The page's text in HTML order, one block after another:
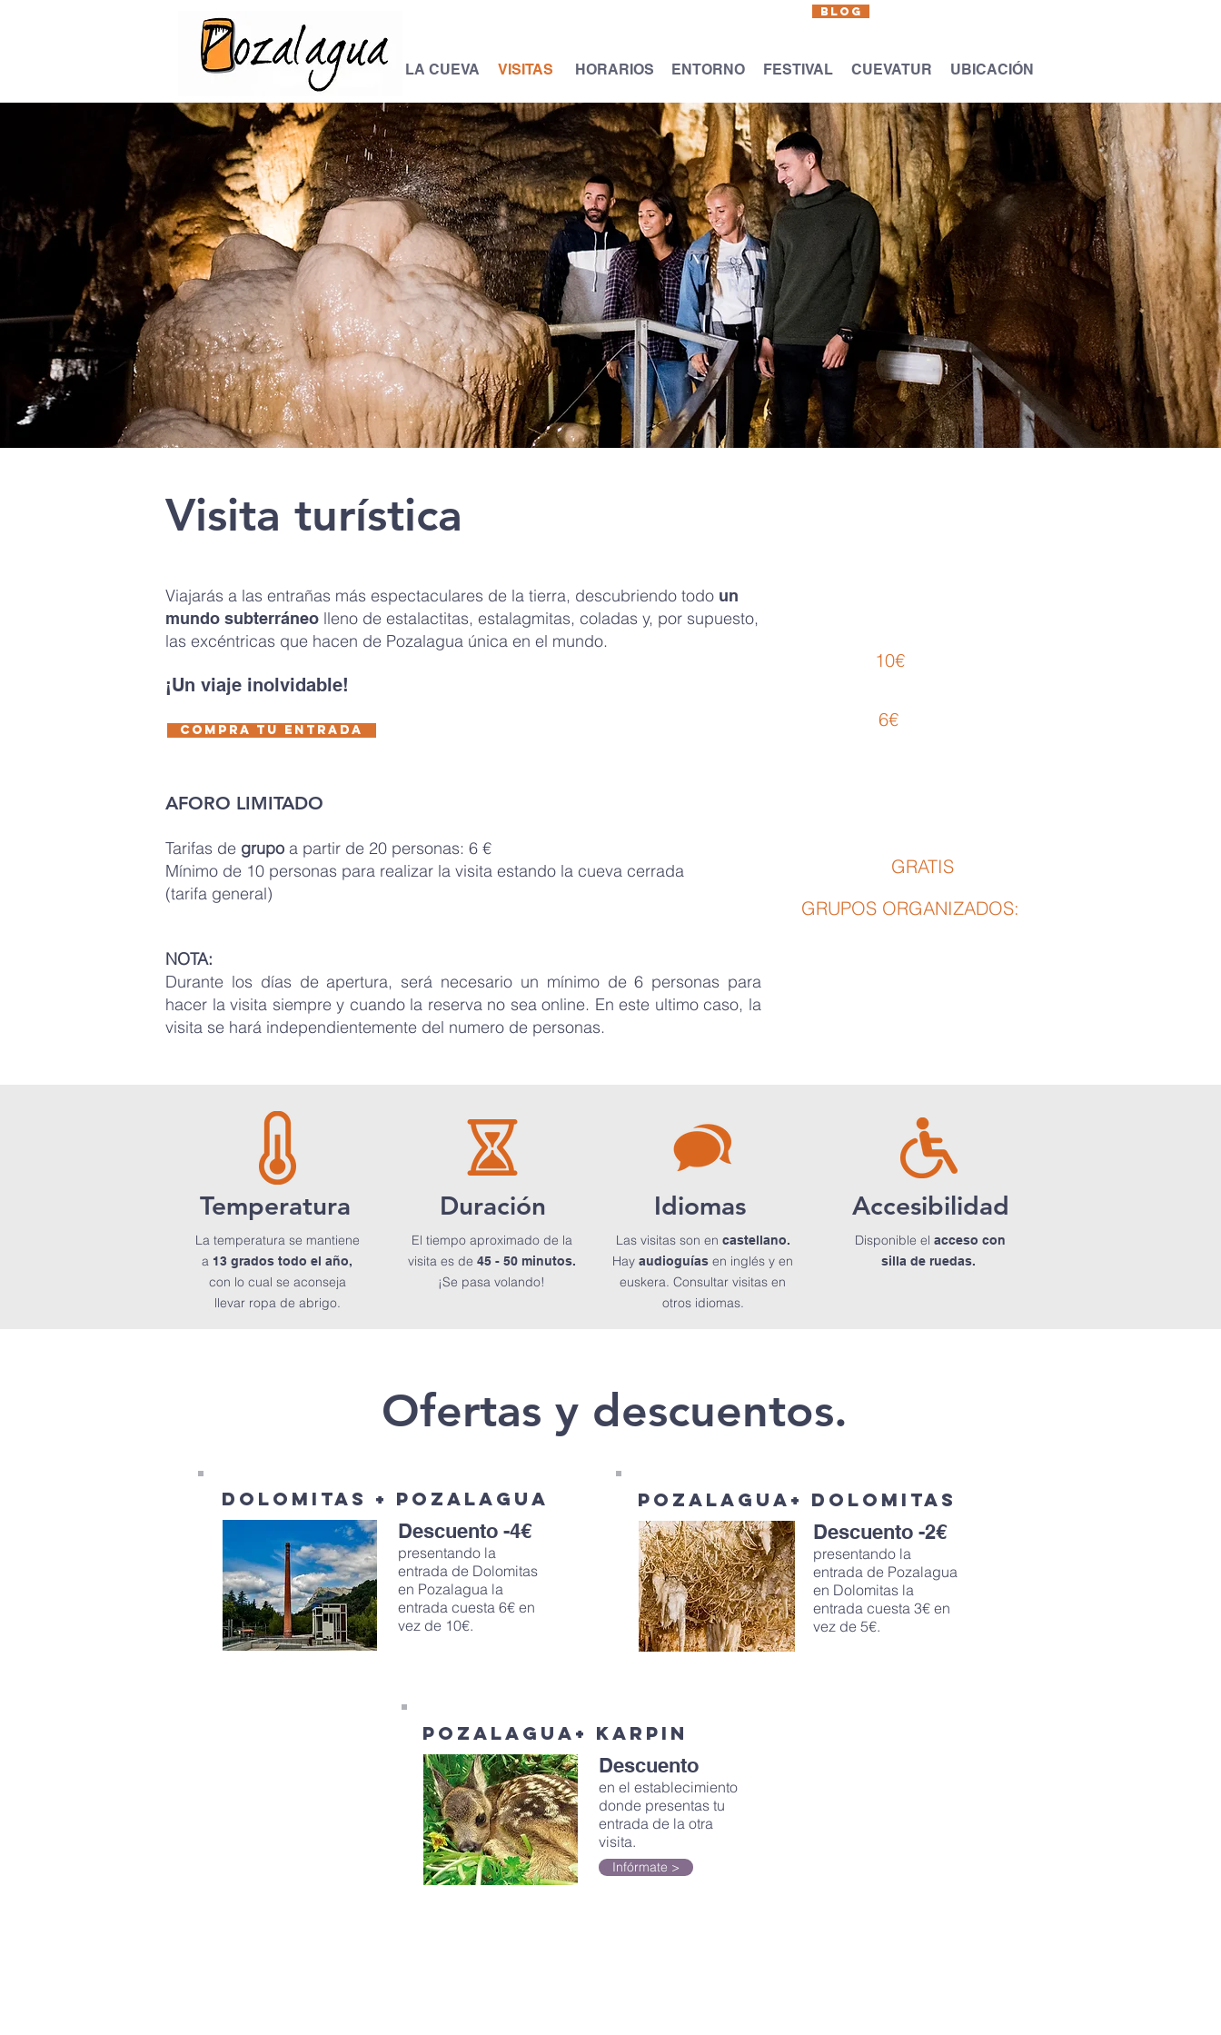
LA CUEVA VISITAS HORARIOS ENTORNO FESTIVAL CUEVATUR UBICACIÓN
Visita turística
Viajarás a las entrañas más espectaculares de la tierra, descubriendo todo un
mundo subterráneo lleno de estalactitas, estalagmitas, coladas y, por supuesto,
las excéntricas que hacen de Pozalagua única en el mundo.
¡Un viaje inolvidable!
COMPRA TU ENTRADA
AFORO LIMITADO
Tarifas de grupo a partir de 20 personas: 6 €
Mínimo de 10 personas para realizar la visita estando la cueva cerrada
(tarifa general)
NOTA:
Durante los días de apertura, será necesario un mínimo de 6 personas para
hacer la visita siempre y cuando la reserva no sea online. En este ultimo caso, la
visita se hará independientemente del numero de personas.
10€
6€
GRATIS
GRUPOS ORGANIZADOS:
Temperatura
La temperatura se mantiene
a 13 grados todo el año,
con lo cual se aconseja
llevar ropa de abrigo.
Duración
El tiempo aproximado de la
visita es de 45 - 50 minutos.
¡Se pasa volando!
Idiomas
Las visitas son en castellano.
Hay audioguías en inglés y en
euskera. Consultar visitas en
otros idiomas.
Accesibilidad
Disponible el acceso con
silla de ruedas.
Ofertas y descuentos.
DOLOMITAS + POZALaGUA
Descuento -4€
presentando la
entrada de Dolomitas
en Pozalagua la
entrada cuesta 6€ en
vez de 10€.
POZALaGUA+ DOLOMITAS
Descuento -2€
presentando la
entrada de Pozalagua
en Dolomitas la
entrada cuesta 3€ en
vez de 5€.
POZALaGUA+ KARPIN
Descuento
en el establecimiento
donde presentas tu
entrada de la otra
visita.
Infórmate >
BLOG